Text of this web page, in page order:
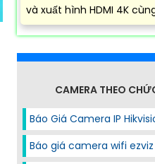
và xuất hình HDMI 4K
CAMERA THEO
Báo Giá Camera IP
Báo giá camera wifi ezviz